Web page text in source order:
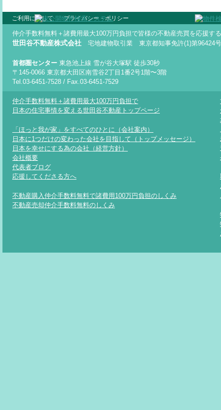
ご利用に際して プライバシー・ポリシー
仲介手数料無料＋諸費用最大100万円負担で皆様の不動産売買を応援する
世田谷不動産株式会社 宅地建物取引業 東京都知事免許(1)第96424号
首都圏センター 東急池上線 雪が谷大塚駅 徒歩30秒
〒145-0066 東京都大田区南雪谷2丁目1番2号1階〜3階
Tel.03-6451-7528 / Fax.03-6451-7529
仲介手数料無料＋諸費用最大100万円負担で
日本の住宅事情を変える世田谷不動産トップページ
「ほっと我が家」をすべてのひとに（会社案内）
日本に1つだけの変わった会社を目指して（トップメッセージ）
日本を幸せにする為の会社（経営方針）
会社概要
代表者ブログ
応援してくださる方へ
不動産購入仲介手数料無料で諸費用100万円負担のしくみ
不動産売却仲介手数料無料のしくみ